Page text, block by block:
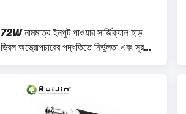
72W নামমাত্র ইনপুট পাওয়ার সার্জিক্যাল হাড়
ড্রিল অস্ত্রোপচারের পদ্ধতিতে নির্ভুলতা এবং সুরক্ষার
জন্য অনুকূলিত টেকসই মেডিকেল সরঞ্জাম